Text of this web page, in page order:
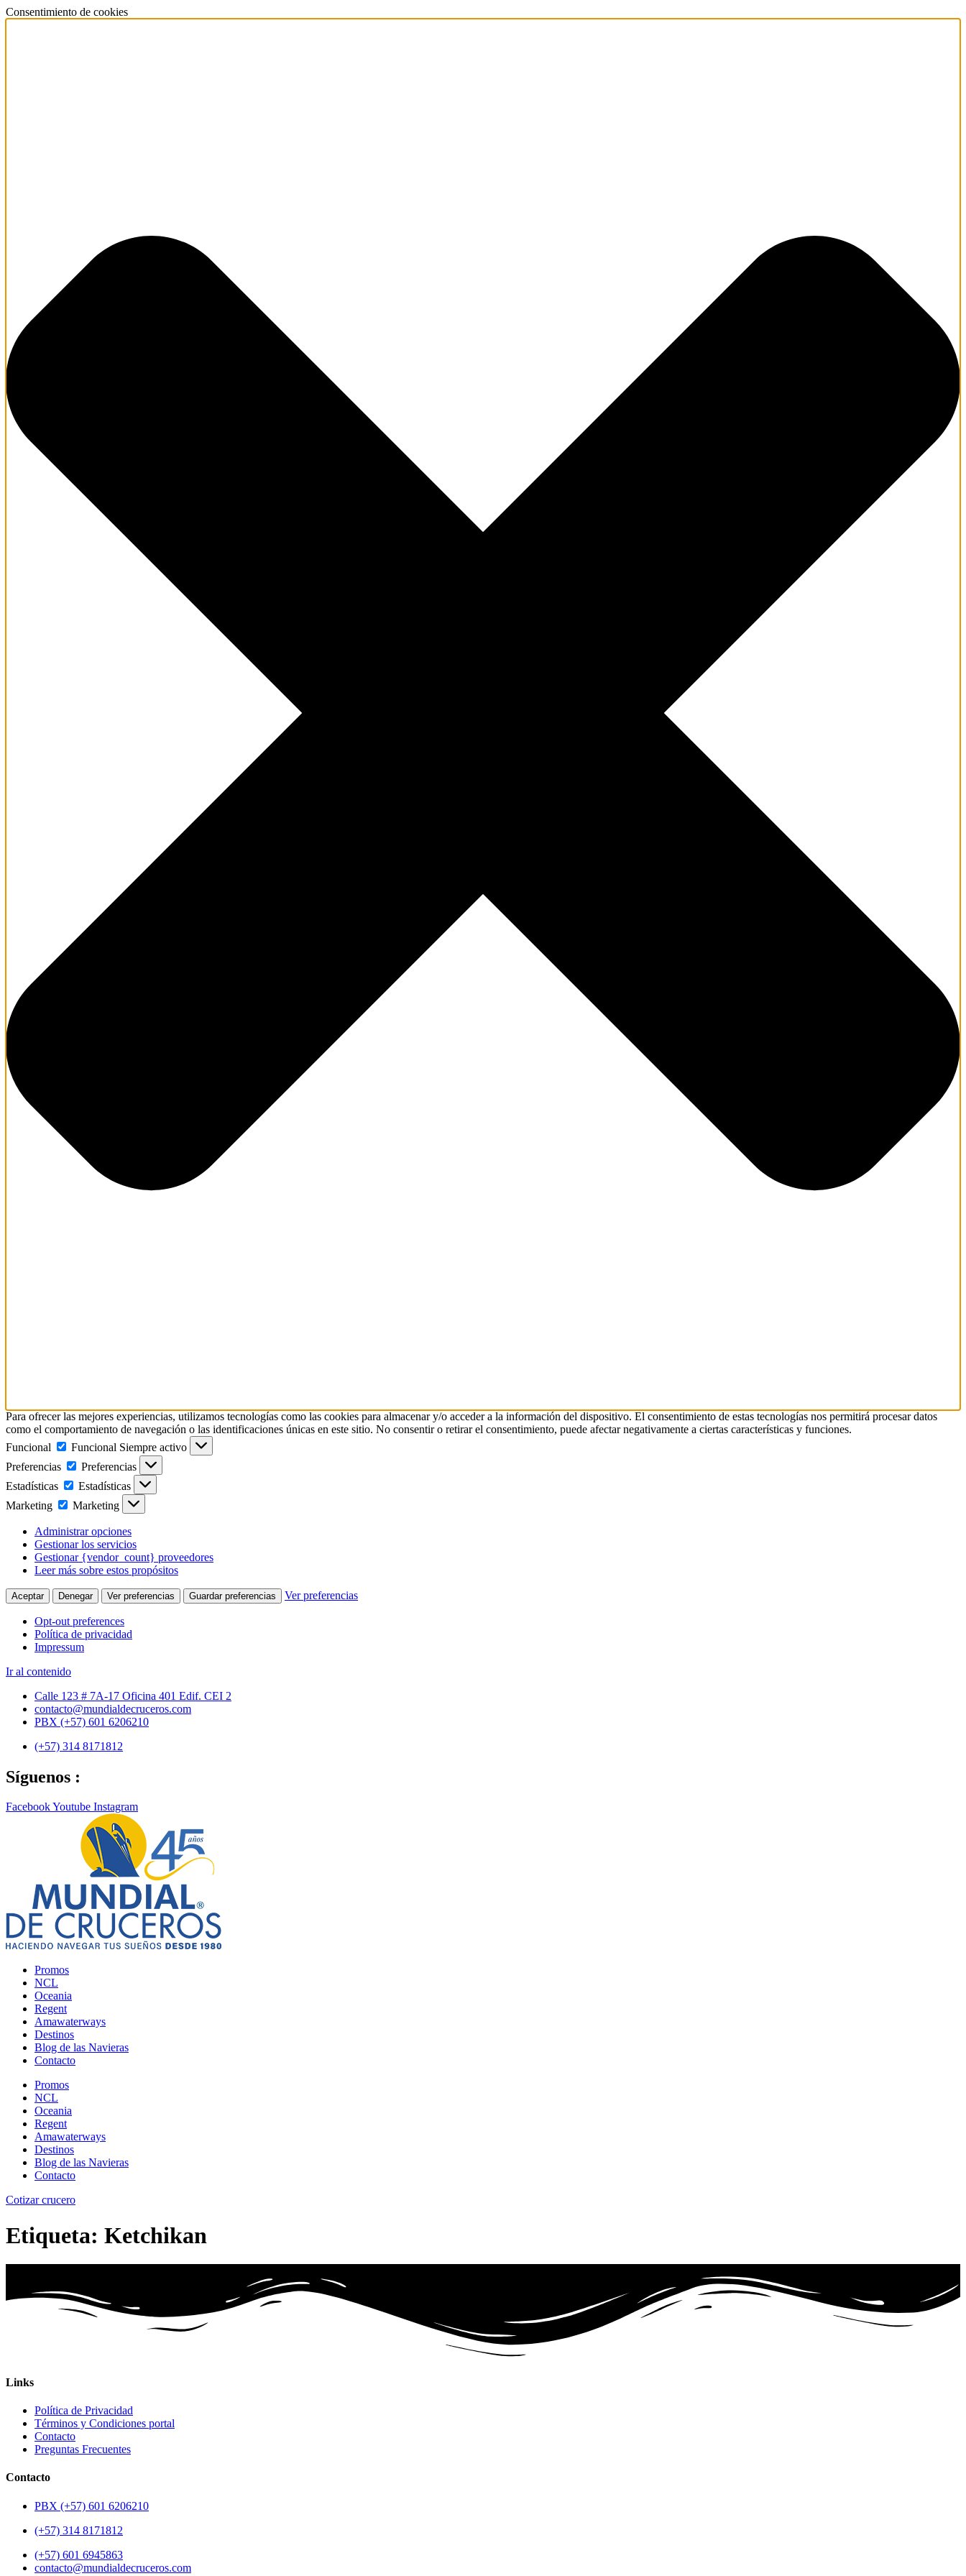
Consentimiento de cookies
Para ofrecer las mejores experiencias, utilizamos tecnologías como las cookies para almacenar y/o acceder a la información del dispositivo. El consentimiento de estas tecnologías nos permitirá procesar datos
como el comportamiento de navegación o las identificaciones únicas en este sitio. No consentir o retirar el consentimiento, puede afectar negativamente a ciertas características y funciones.
Funcional
Funcional Siempre activo
Preferencias
Preferencias
Estadísticas
Estadísticas
Marketing
Marketing
Administrar opciones
Gestionar los servicios
Gestionar {vendor_count} proveedores
Leer más sobre estos propósitos
Aceptar Denegar Ver preferencias Guardar preferencias Ver preferencias
Opt-out preferences
Política de privacidad
Impressum
Ir al contenido
Calle 123 # 7A-17 Oficina 401 Edif. CEI 2
contacto@mundialdecruceros.com
PBX (+57) 601 6206210
(+57) 314 8171812
Síguenos :
FacebookYoutube Instagram
Promos
NCL
Oceania
Regent
Amawaterways
Destinos
Blog de las Navieras
Contacto
Promos
NCL
Oceania
Regent
Amawaterways
Destinos
Blog de las Navieras
Contacto
Cotizar crucero
Etiqueta: Ketchikan
Links
Política de Privacidad
Términos y Condiciones portal
Contacto
Preguntas Frecuentes
Contacto
PBX (+57) 601 6206210
(+57) 314 8171812
(+57) 601 6945863
contacto@mundialdecruceros.com